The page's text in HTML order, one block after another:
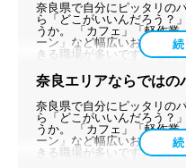
奈良県で自分にピッタリの
ら「どこがいいんだろう？
うか。 「カフェ」「軽作業
ーン」など幅広いお仕事が
きる職場が多いです。 また
しく働きたい方まで、十人
ろん、お仕事復帰やキャリ
性にも働きやすいお仕事た
て」「子育てがひと段落し
職場で新しい一歩が踏み出
働ける奈良県でピッタリの
奈良エリアならではの
奈良県で自分にピッタリの
ら「どこがいいんだろう？
うか。 「カフェ」「軽作業
ーン」など幅広いお仕事が
きる職場が多いです。 また